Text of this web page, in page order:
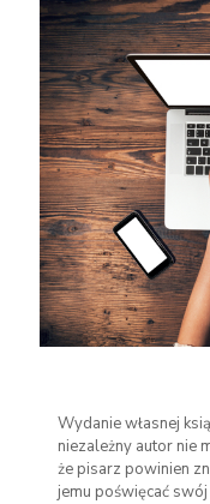
Wydanie własnej
niezależny autor nie
że pisarz powinien
jemu poświęcać